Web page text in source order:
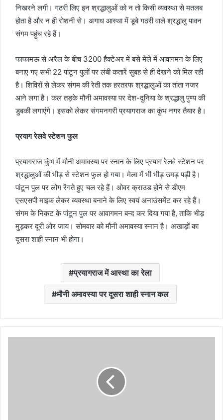
निखरने लगी। गठरी लिए इन श्रद्धालुओं को न तो किसी व्यवस्था से मतलब
होता है और न ही रोशनी से। अगाध आस्था में डूबे गठरी वाले श्रद्धालु पावन
संगम पहुंच रहे हैं।
फाफामऊ से अरैल के बीच 3200 हैक्टेअर में बसे मेले में आवागमन के लिए
बनाए गए सभी 22 पांटून पुलों पर लंबी कतारें सुबह से ही देखने को मिल रही
है। शिविरों से लेकर संगम की रेती तक हरतरफ श्रद्धालुओं का तांता नजर
आने लगा है। कल तड़के मौनी अमावस्या पर देश-दुनिया के श्रद्धालु पुण्य की
डुबकी लगाएंगे। इसको लेकर संगमनगरी प्रयागराज का कुंभ नगर तैयार है।
प्रयाग रेलवे स्टेशन फुल
प्रयागराज कुंभ में मौनी अमावस्या पर स्नान के लिए प्रयाग रेलवे स्टेशन पर
श्रद्धालुओं की भीड़ से स्टेशन फुल हो गया। मेला में भी भीड़ उमड़ पड़ी है।
पांटून पुल पर लोग रेंगते हुए चल रहे हैं। ओवर क्राउड होने से डीएम
एसएसपी माइक लेकर व्यवस्था बनाने के लिए स्वयं अनाउंसमेंट कर रहे हैं।
संगम के निकट के पांटून पुल पर आवागमन बन्द कर दिया गया है, ताकि भीड़
मुड़कर दूरी ओर जाय। सोमवार को मौनी अमावस्या स्नान है। अखाड़ों का
दूसरा शाही स्नान भी होगा।
प्रयागराज में आस्था का रेला
मौनी अमावस्या पर दूसरा शाही स्नान कल